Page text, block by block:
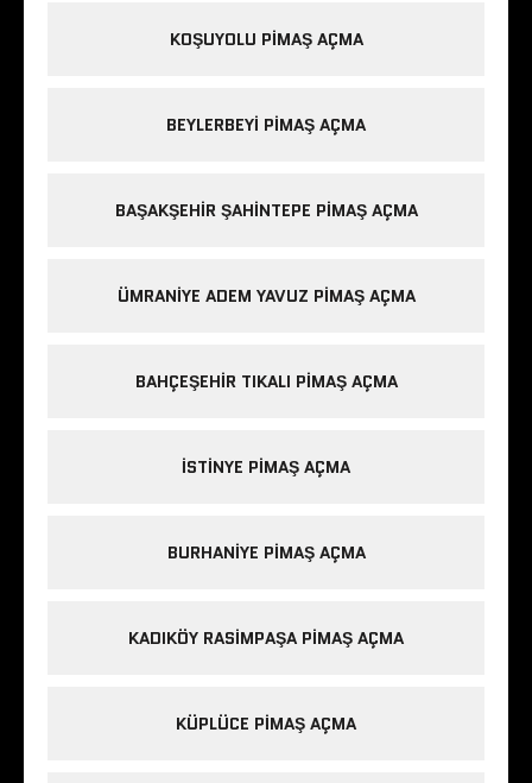
KOŞUYOLU PIMAŞ AÇMA
BEYLERBEYI PIMAŞ AÇMA
BAŞAKŞEHIR ŞAHINTEPE PIMAŞ AÇMA
ÜMRANIYE ADEM YAVUZ PIMAŞ AÇMA
BAHÇEŞEHIR TIKALI PIMAŞ AÇMA
ISTINYE PIMAŞ AÇMA
BURHANIYE PIMAŞ AÇMA
KADIKÖY RASIMPAŞA PIMAŞ AÇMA
KÜPLÜCE PIMAŞ AÇMA